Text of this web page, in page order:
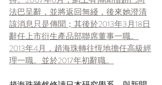
法巴呈辭，並將返回無綫，後來她澄清
該消息只是傳聞；其後於2013年3月18日
辭任上市衍生產品部聯席董事一職。
2013年4月，趙海珠轉往恆地擔任高級經
理一職。並於2017年初辭職。